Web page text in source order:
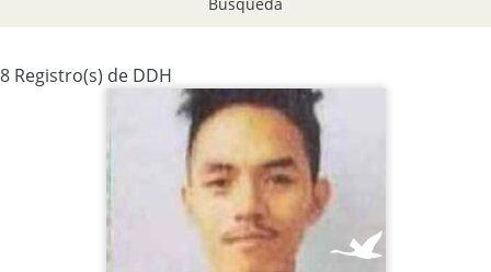
8 Registro(s) de DDH